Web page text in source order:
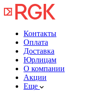
Контакты
Оплата
Доставка
Юрлицам
О компании
Акции
Еще